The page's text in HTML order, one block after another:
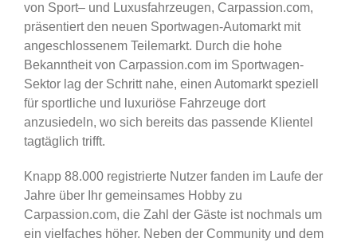
von Sport– und Luxusfahrzeugen, Carpassion.com,
präsentiert den neuen Sportwagen-Automarkt mit
angeschlossenem Teilemarkt. Durch die hohe
Bekanntheit von Carpassion.com im Sportwagen-
Sektor lag der Schritt nahe, einen Automarkt speziell
für sportliche und luxuriöse Fahrzeuge dort
anzusiedeln, wo sich bereits das passende Klientel
tagtäglich trifft.
Knapp 88.000 registrierte Nutzer fanden im Laufe der
Jahre über Ihr gemeinsames Hobby zu
Carpassion.com, die Zahl der Gäste ist nochmals um
ein vielfaches höher. Neben der Community und dem